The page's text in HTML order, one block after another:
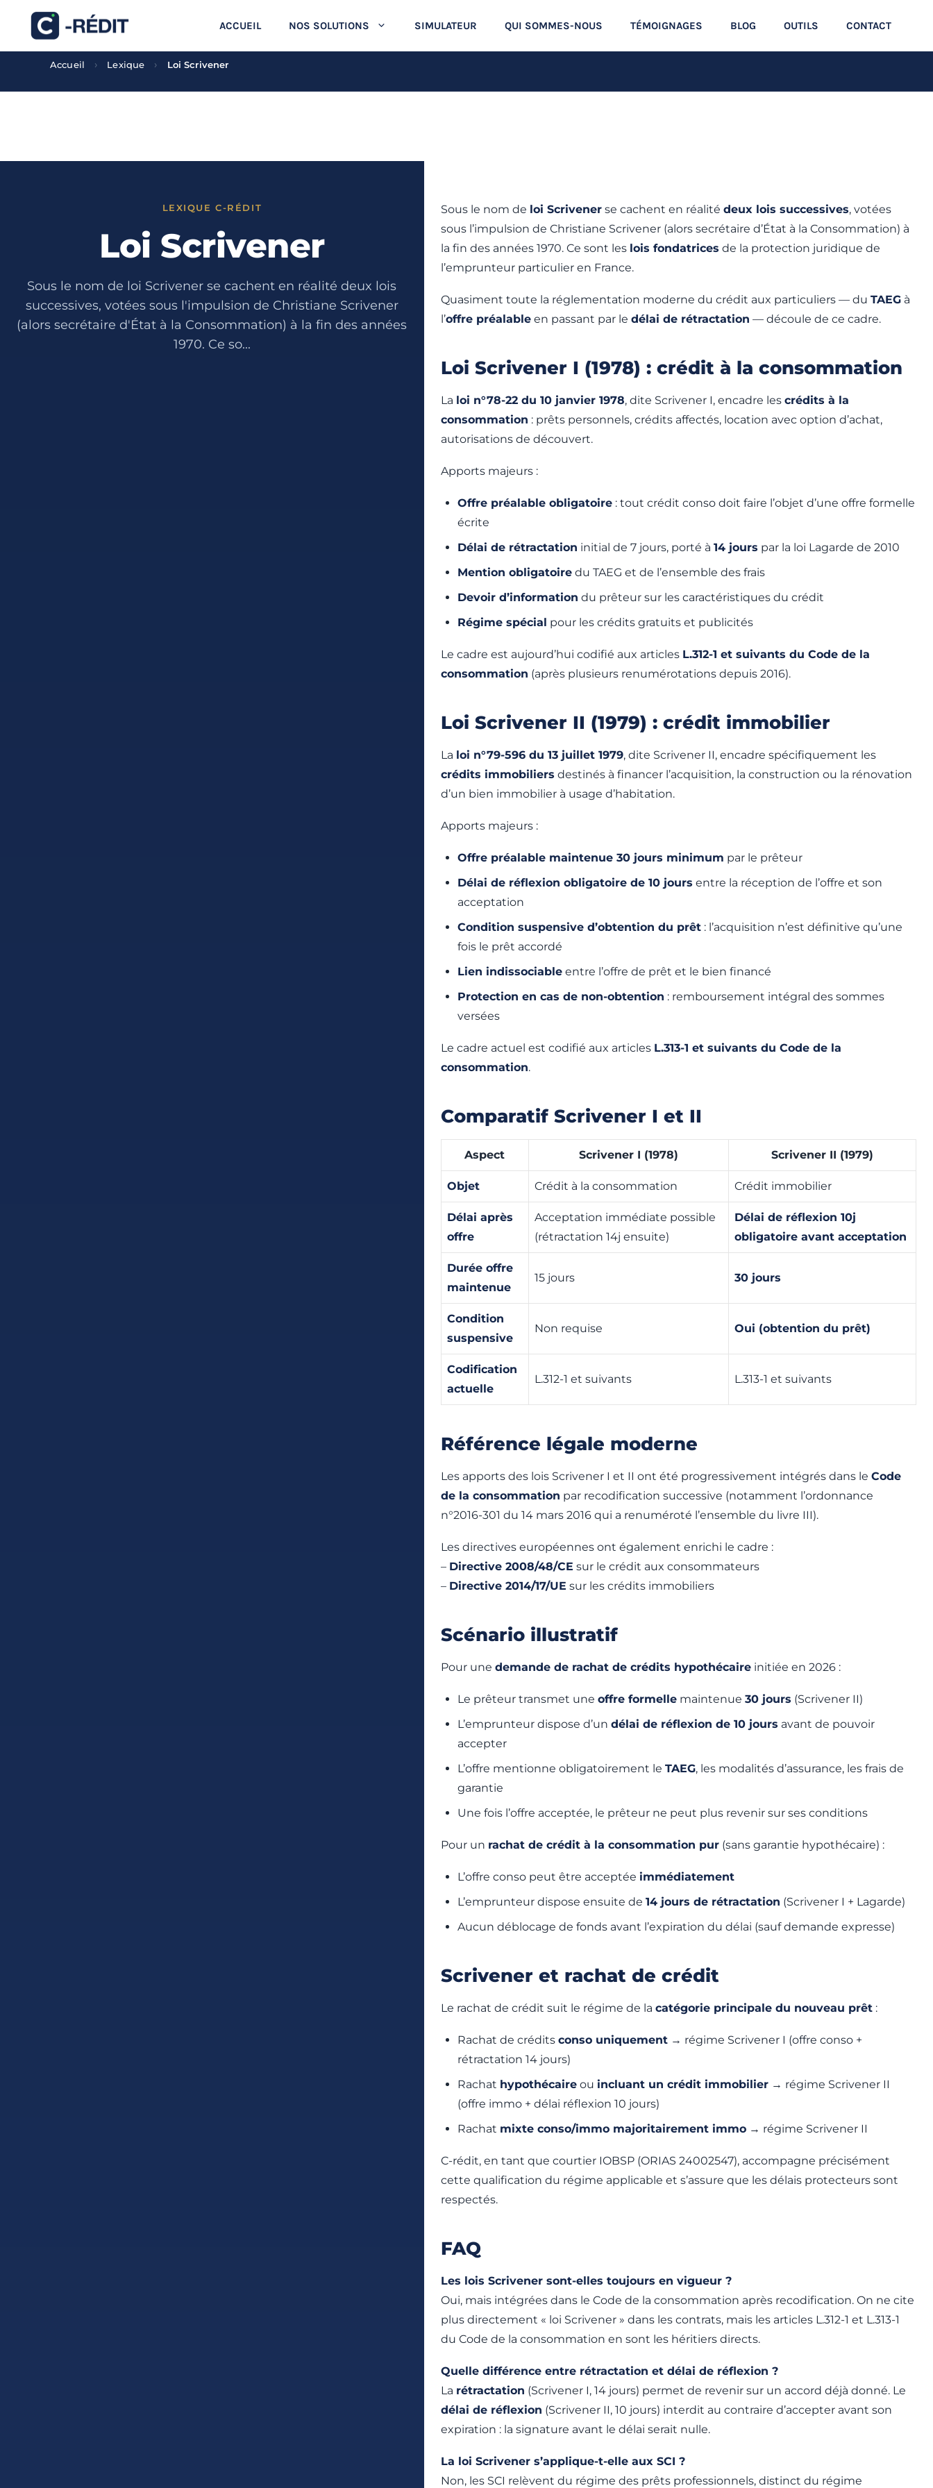
ACCUEIL NOS SOLUTIONS SIMULATEUR QUI SOMMES-NOUS TÉMOIGNAGES BLOG OUTILS CONTACT
Accueil › Lexique › Loi Scrivener
LEXIQUE C-RÉDIT
Loi Scrivener
Sous le nom de loi Scrivener se cachent en réalité deux lois
successives, votées sous l'impulsion de Christiane Scrivener
(alors secrétaire d'État à la Consommation) à la fin des années
1970. Ce so...
Sous le nom de loi Scrivenerse cachent en réalité deux lois successives, votées
sous l’impulsion de Christiane Scrivener (alors secrétaire d’État à la Consommation) à
la fin des années 1970. Ce sont les lois fondatrices de la protection juridique de
l’emprunteur particulier en France.
Quasiment toute la réglementation moderne du crédit aux particuliers — du TAEGà
l’offre préalableen passant par le délai de rétractation — découle de ce cadre.
Loi Scrivener I (1978) : crédit à la consommation
La loi n°78-22 du 10 janvier 1978, dite Scrivener I, encadre les crédits à la
consommation : prêts personnels, crédits affectés, location avec option d’achat,
autorisations de découvert.
Apports majeurs :
Offre préalable obligatoire: tout crédit conso doit faire l’objet d’une offre formelle
écrite
Délai de rétractation initial de 7 jours, porté à 14 jours par la loi Lagarde de 2010
Mention obligatoiredu TAEG et de l’ensemble des frais
Devoir d’information du prêteur sur les caractéristiques du crédit
Régime spécial pour les crédits gratuits et publicités
Le cadre est aujourd’hui codifié aux articles L.312-1 et suivants du Code de la
consommation (après plusieurs renumérotations depuis 2016).
Loi Scrivener II (1979) : crédit immobilier
La loi n°79-596 du 13 juillet 1979, dite Scrivener II, encadre spécifiquement les
crédits immobiliers destinés à financer l’acquisition, la construction ou la rénovation
d’un bien immobilier à usage d’habitation.
Apports majeurs :
Offre préalable maintenue 30 jours minimum par le prêteur
Délai de réflexion obligatoire de 10 jours entre la réception de l’offre et son
acceptation
Condition suspensive d’obtention du prêt: l’acquisition n’est définitive qu’une
fois le prêt accordé
Lien indissociableentre l’offre de prêt et le bien financé
Protection en cas de non-obtention : remboursement intégral des sommes
versées
Le cadre actuel est codifié aux articles L.313-1 et suivants du Code de la
consommation.
Comparatif Scrivener I et II
Aspect Scrivener I (1978) Scrivener II (1979)
Objet Crédit à la consommation Crédit immobilier
Délai après
offre
Acceptation immédiate possible
(rétractation 14j ensuite)
Délai de réflexion 10j
obligatoire avant acceptation
Durée offre
maintenue
15 jours 30 jours
Condition
suspensive
Non requise Oui (obtention du prêt)
Codification
actuelle
L.312-1 et suivants L.313-1 et suivants
Référence légale moderne
Les apports des lois Scrivener I et II ont été progressivement intégrés dans le Code
de la consommation par recodification successive (notamment l’ordonnance
n°2016-301 du 14 mars 2016 qui a renuméroté l’ensemble du livre III).
Les directives européennes ont également enrichi le cadre :
– Directive 2008/48/CE sur le crédit aux consommateurs
– Directive 2014/17/UE sur les crédits immobiliers
Scénario illustratif
Pour une demande de rachat de crédits hypothécaireinitiée en 2026 :
Le prêteur transmet une offre formellemaintenue 30 jours (Scrivener II)
L’emprunteur dispose d’un délai de réflexion de 10 jours avant de pouvoir
accepter
L’offre mentionne obligatoirement le TAEG, les modalités d’assurance, les frais de
garantie
Une fois l’offre acceptée, le prêteur ne peut plus revenir sur ses conditions
Pour un rachat de crédit à la consommation pur(sans garantie hypothécaire) :
L’offre conso peut être acceptée immédiatement
L’emprunteur dispose ensuite de 14 jours de rétractation (Scrivener I + Lagarde)
Aucun déblocage de fonds avant l’expiration du délai (sauf demande expresse)
Scrivener et rachat de crédit
Le rachat de crédit suit le régime de la catégorie principale du nouveau prêt:
Rachat de crédits conso uniquement→ régime Scrivener I (offre conso +
rétractation 14 jours)
Rachat hypothécaireou incluant un crédit immobilier→ régime Scrivener II
(offre immo + délai réflexion 10 jours)
Rachat mixte conso/immo majoritairement immo→ régime Scrivener II
C-rédit, en tant que courtier IOBSP (ORIAS 24002547), accompagne précisément
cette qualification du régime applicable et s’assure que les délais protecteurs sont
respectés.
FAQ
Les lois Scrivener sont-elles toujours en vigueur ?
Oui, mais intégrées dans le Code de la consommation après recodification. On ne cite
plus directement « loi Scrivener » dans les contrats, mais les articles L.312-1 et L.313-1
du Code de la consommation en sont les héritiers directs.
Quelle différence entre rétractation et délai de réflexion ?
La rétractation (Scrivener I, 14 jours) permet de revenir sur un accord déjà donné. Le
délai de réflexion (Scrivener II, 10 jours) interdit au contraire d’accepter avant son
expiration : la signature avant le délai serait nulle.
La loi Scrivener s’applique-t-elle aux SCI ?
Non, les SCI relèvent du régime des prêts professionnels, distinct du régime